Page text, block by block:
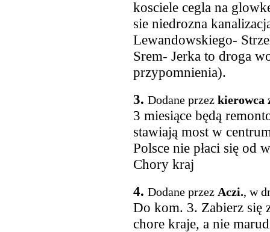
kosciele cegla na
sie niedrozna
Lewandowskiego-
Srem- Jerka to droga
przypomnienia).
3. Dodane przez kierowca
3 miesiące będą
stawiają most w
Polsce nie płaci się
Chory kraj
4. Dodane przez Aczi., w
Do kom. 3. Zabierz się
chore kraje, a nie